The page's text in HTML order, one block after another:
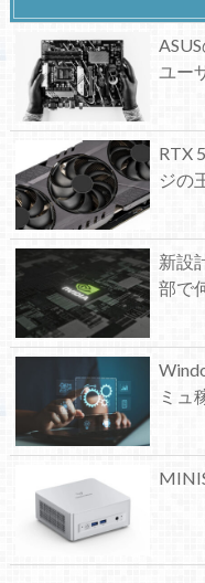
ユー
RTX
ジの
新設
部で
ミュ